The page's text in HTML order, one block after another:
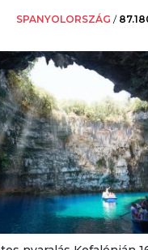
SPANYOLORSZÁG /